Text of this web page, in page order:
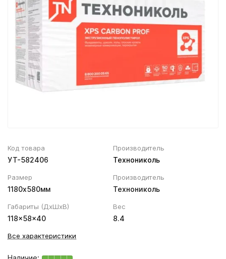
Вентиляционный выход
Колпаки, Проходы, Вент.ленты
Муфта трубы
Соединитель желоба
Трубы водосточные
Угол желоба
ХВОЙНАЯ фанера НЕ ШЛИФОВАННАЯ
Код товара
УТ-582406
Производитель
Технониколь
Размер
1180х580мм
Производитель
Технониколь
Габариты (ДхШхВ)
118×58×40
Вес
8.4
Все характеристики